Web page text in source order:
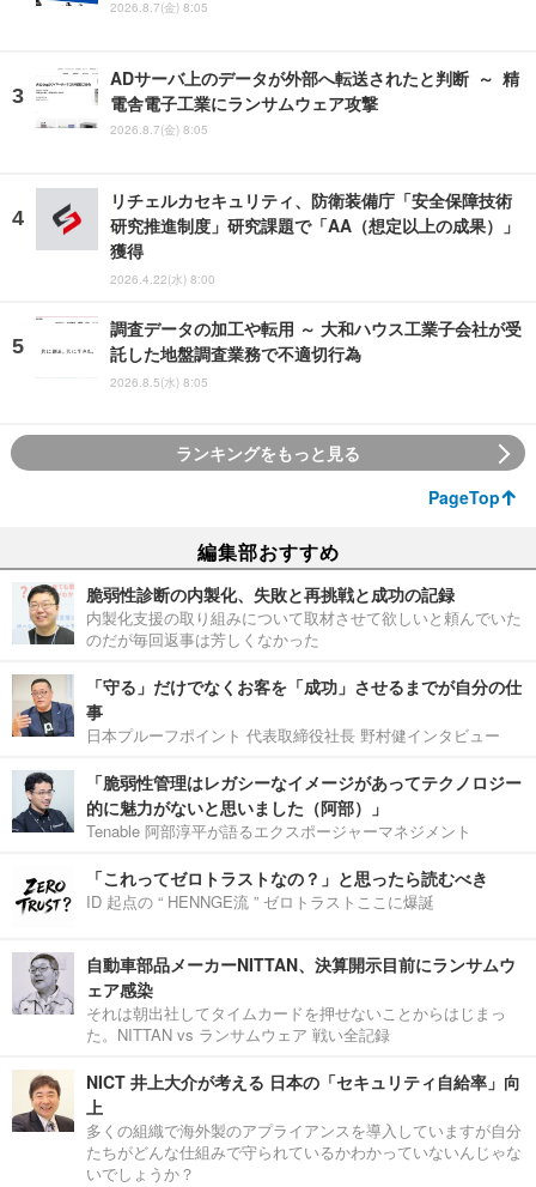
2026.8.7(金) 8:05
ADサーバ上のデータが外部へ転送されたと判断 ～ 精
電舎電子工業にランサムウェア攻撃
2026.8.7(金) 8:05
リチェルカセキュリティ、防衛装備庁「安全保障技術
研究推進制度」研究課題で「AA（想定以上の成果）」
獲得
2026.4.22(水) 8:00
調査データの加工や転用 ～ 大和ハウス工業子会社が受
託した地盤調査業務で不適切行為
2026.8.5(水) 8:05
ランキングをもっと見る
PageTop
編集部おすすめ
脆弱性診断の内製化、失敗と再挑戦と成功の記録
内製化支援の取り組みについて取材させて欲しいと頼んでいた
のだが毎回返事は芳しくなかった
「守る」だけでなくお客を「成功」させるまでが自分の仕
事
日本プルーフポイント 代表取締役社長 野村健インタビュー
「脆弱性管理はレガシーなイメージがあってテクノロジー
的に魅力がないと思いました（阿部）」
Tenable 阿部淳平が語るエクスポージャーマネジメント
「これってゼロトラストなの？」と思ったら読むべき
ID 起点の “ HENNGE流 ” ゼロトラストここに爆誕
自動車部品メーカーNITTAN、決算開示目前にランサムウ
ェア感染
それは朝出社してタイムカードを押せないことからはじまっ
た。NITTAN vs ランサムウェア 戦い全記録
NICT 井上大介が考える 日本の「セキュリティ自給率」向
上
多くの組織で海外製のアプライアンスを導入していますが自分
たちがどんな仕組みで守られているかわかっていないんじゃな
いでしょうか？